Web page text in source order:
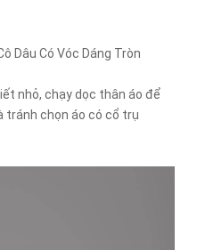
Dâu Có Vóc Dáng Tròn
nhỏ, chạy dọc thân áo để
tránh chọn áo có cổ trụ